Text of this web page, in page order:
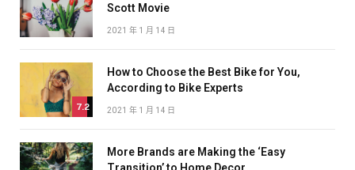
Scott Movie
2021 年 1 月 14 日
7.2
How to Choose the Best Bike for You,
According to Bike Experts
2021 年 1 月 14 日
More Brands are Making the ‘Easy
Transition’ to Home Decor